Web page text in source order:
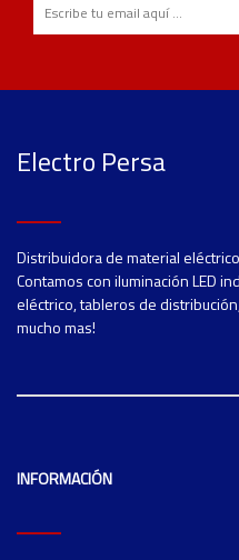
Electro Persa
Distribuidora de material
Contamos con iluminación LED
eléctrico, tableros de
mucho mas!
INFORMACIÓN